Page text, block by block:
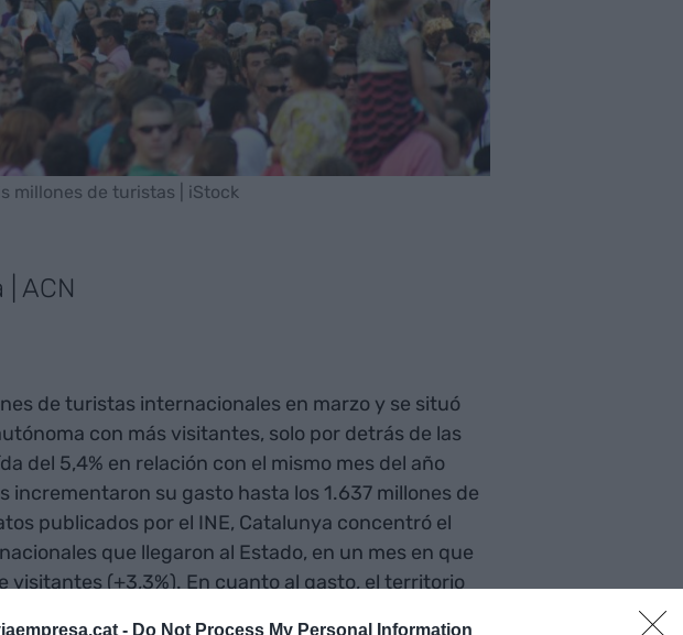
- Do Not Process My Personal Information
millones de turistas | iStock
ACN
de turistas internacionales en marzo y se situó
con más visitantes, solo por detrás de las
del 5,4% en relación con el mismo mes del año
incrementaron su gasto hasta los 1.637 millones de
publicados por el INE, Catalunya concentró el
que llegaron al Estado, en un mes en que
visitantes (+3,3%). En cuanto al gasto, el territorio
también en segunda posición.